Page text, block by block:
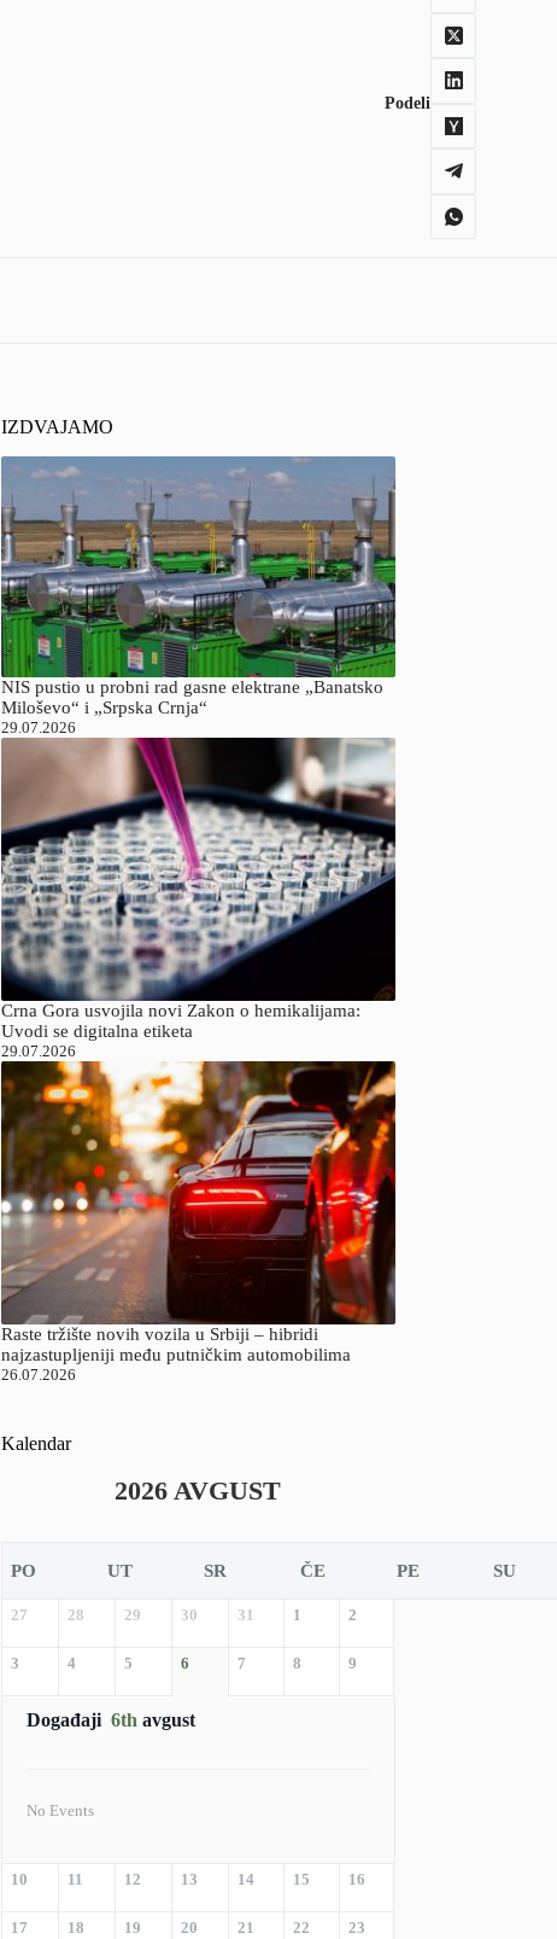
Podeli
IZDVAJAMO
NIS pustio u probni rad gasne elektrane „Banatsko
Miloševo“ i „Srpska Crnja“
29.07.2026
Crna Gora usvojila novi Zakon o hemikalijama:
Uvodi se digitalna etiketa
29.07.2026
Raste tržište novih vozila u Srbiji – hibridi
najzastupljeniji među putničkim automobilima
26.07.2026
Kalendar
2026 AVGUST
PO UT SR ČE PE SU
27 28 29 30 31 1 2
3 4 5 6 7 8 9
Događaji 6th avgust
No Events
10 11 12 13 14 15 16
17 18 19 20 21 22 23